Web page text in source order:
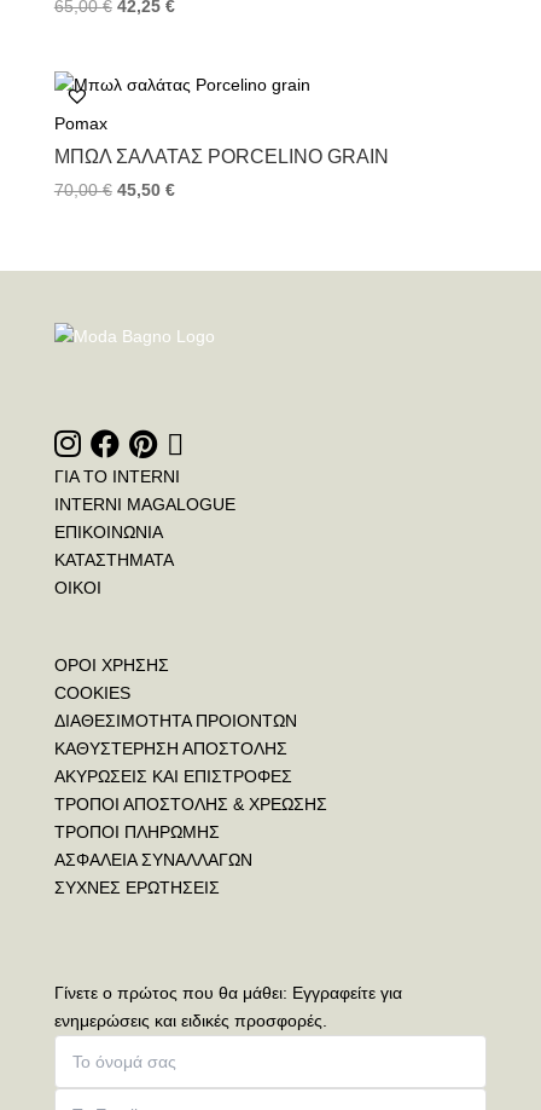
65,00€ 42,25 €
Pomax
ΜΠΩΛ ΣΑΛΆΤΑΣ PORCELINO GRAIN
70,00€ 45,50 €
ΓΙΑ ΤΟ INTERNI
INTERNI MAGALOGUE
ΕΠΙΚΟΙΝΩΝΙΑ
ΚΑΤΑΣΤΗΜΑΤΑ
ΟΙΚΟΙ
ΟΡΟΙ ΧΡΗΣΗΣ
COOKIES
ΔΙΑΘΕΣΙΜΟΤΗΤΑ ΠΡΟΙΟΝΤΩΝ
ΚΑΘΥΣΤΕΡΗΣΗ ΑΠΟΣΤΟΛΗΣ
ΑΚΥΡΩΣΕΙΣ ΚΑΙ ΕΠΙΣΤΡΟΦΕΣ
ΤΡΟΠΟΙ ΑΠΟΣΤΟΛΗΣ & ΧΡΕΩΣΗΣ
ΤΡΟΠΟΙ ΠΛΗΡΩΜΗΣ
ΑΣΦΑΛΕΙΑ ΣΥΝΑΛΛΑΓΩΝ
ΣΥΧΝΕΣ ΕΡΩΤΗΣΕΙΣ
Γίνετε ο πρώτος που θα μάθει: Εγγραφείτε για
ενημερώσεις και ειδικές προσφορές.